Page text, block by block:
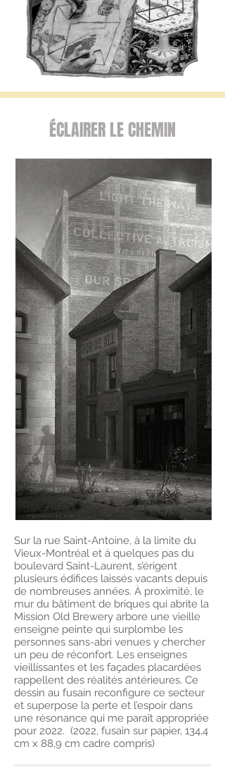
ÉCLAIRER LE CHEMIN
Sur la rue Saint-Antoine, à la limite du
Vieux-Montréal et à quelques pas du
boulevard Saint-Laurent, s’érigent
plusieurs édifices laissés vacants depuis
de nombreuses années. À proximité, le
mur du bâtiment de briques qui abrite la
Mission Old Brewery arbore une vieille
enseigne peinte qui surplombe les
personnes sans-abri venues y chercher
un peu de réconfort. Les enseignes
vieillissantes et les façades placardées
rappellent des réalités antérieures. Ce
dessin au fusain reconfigure ce secteur
et superpose la perte et l’espoir dans
une résonance qui me paraît appropriée
pour 2022. (2022, fusain sur papier, 134,4
cm x 88,9 cm cadre compris)